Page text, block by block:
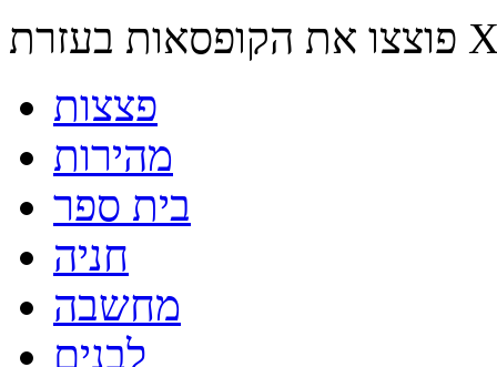
פצצות
מהירות
בית ספר
חניה
מחשבה
לבנים